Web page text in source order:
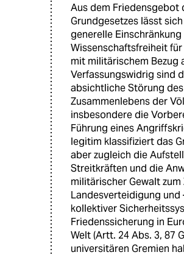
Aus dem Friedensgebot
Grundgesetzes lässt
generelle
Wissenschaftsfreiheit
mit militärischem Bezug
Verfassungswidrig sind
absichtliche Störung
Zusammenlebens der
insbesondere die
Führung eines
legitim klassifiziert das
aber zugleich die
Streitkräften und die
militärischer Gewalt zum
Landesverteidigung und
kollektiver
Friedenssicherung in
Welt (Artt. 24 Abs. 3, 87
universitären Gremien